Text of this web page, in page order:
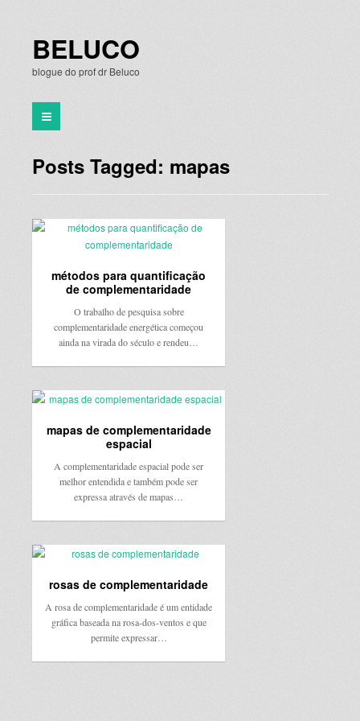
BELUCO
blogue do prof dr Beluco
Posts Tagged: mapas
métodos para quantificação
de complementaridade
O trabalho de pesquisa sobre
complementaridade energética começou
ainda na virada do século e rendeu…
mapas de complementaridade
espacial
A complementaridade espacial pode ser
melhor entendida e também pode ser
expressa através de mapas…
rosas de complementaridade
A rosa de complementaridade é um entidade
gráfica baseada na rosa-dos-ventos e que
permite expressar…